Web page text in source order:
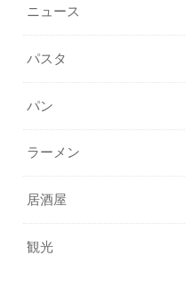
ニュース
パスタ
パン
ラーメン
居酒屋
観光